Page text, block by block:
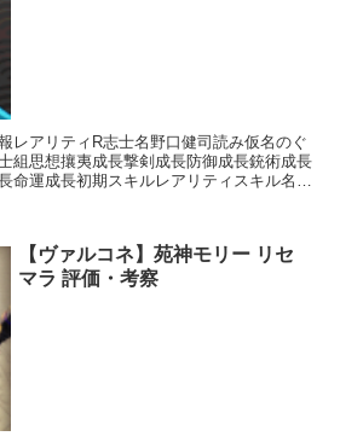
レアリティR志士名野口健司読み仮名のぐ
組思想攘夷成長撃剣成長防御成長銃術成長
命運成長初期スキルレアリティスキル名ス
【ヴァルコネ】苑神モリー リセ
マラ 評価・考察